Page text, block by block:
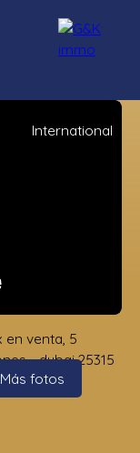
International
Más fotos